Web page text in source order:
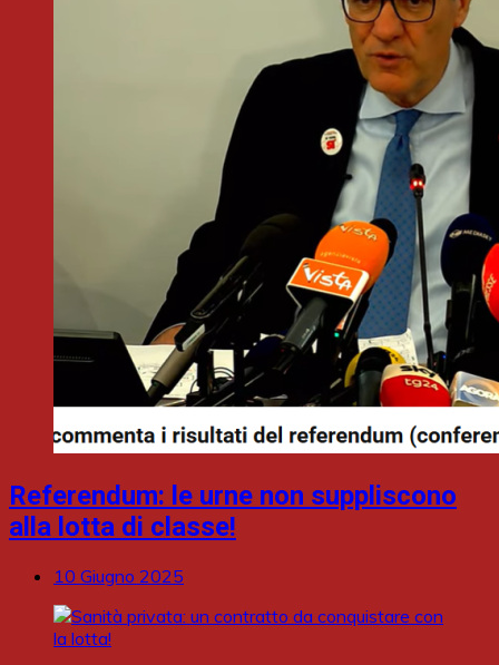
Referendum: le urne non suppliscono
alla lotta di classe!
10 Giugno 2025